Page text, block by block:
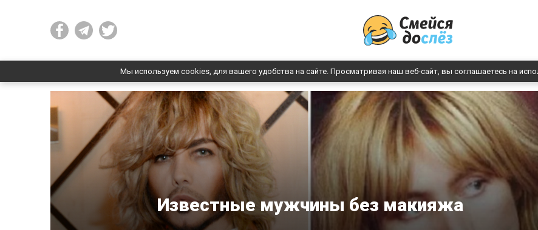
Мы используем cookies, для вашего удобства на сайте. Просматривая наш веб-сайт, вы соглашаетесь на
Известные мужчины без макияжа